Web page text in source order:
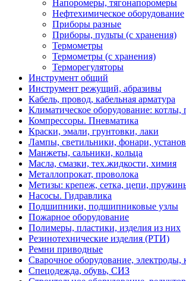
Напоромеры, тягонапоромеры
Нефтехимическое оборудование
Приборы разные
Приборы, пульты (с хранения)
Термометры
Термометры (с хранения)
Терморегуляторы
Инструмент общий
Инструмент режущий, абразивы
Кабель, провод, кабельная арматура
Климатическое оборудование:
Компрессоры. Пневматика
Краски, эмали, грунтовки, лаки
Лампы, светильники, фонари,
Манжеты, сальники, кольца
Масла, смазки, тех.жидкости, химия
Металлопрокат, проволока
Метизы: крепеж, сетка, цепи,
Насосы. Гидравлика
Подшипники, подшипниковые узлы
Пожарное оборудование
Полимеры, пластики, изделия из них
Резинотехнические изделия (РТИ)
Ремни приводные
Сварочное оборудование,
Спецодежда, обувь, СИЗ